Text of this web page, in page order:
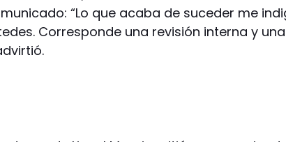
“Lo que acaba de suceder me
Corresponde una revisión interna y